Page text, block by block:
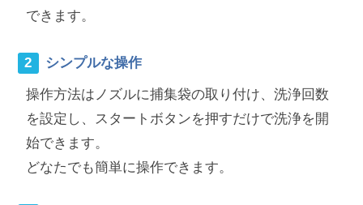
できます。
シンプルな操作
操作方法はノズルに捕集袋の取り付け、洗浄回数
を設定し、スタートボタンを押すだけで洗浄を開
始できます。
どなたでも簡単に操作できます。